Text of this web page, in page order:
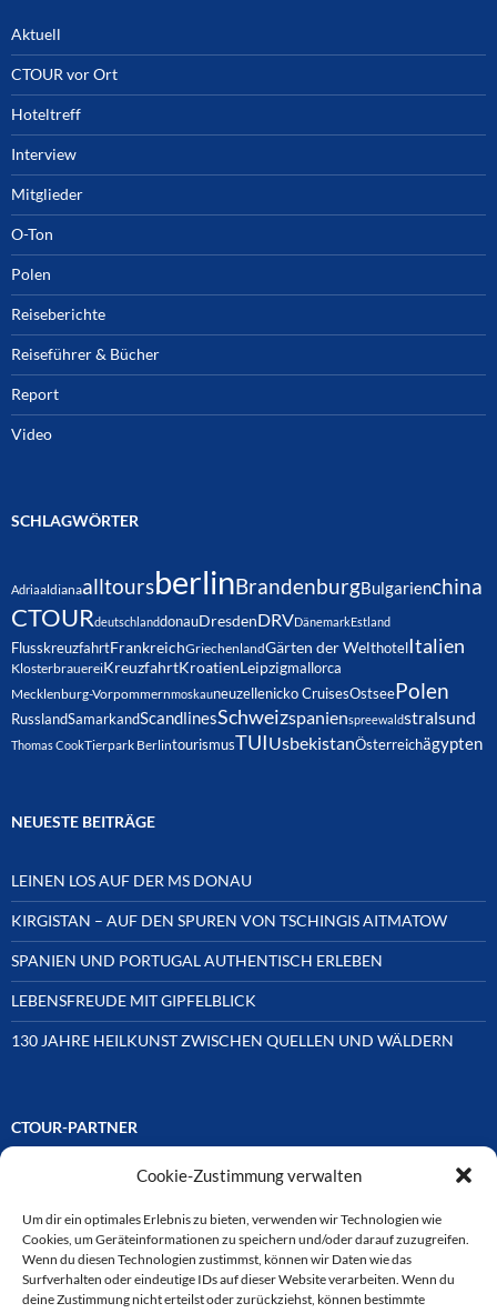
Cookie-Zustimmung verwalten
Um dir ein optimales Erlebnis zu bieten, verwenden wir Technologien wie
Cookies, um Geräteinformationen zu speichern und/oder darauf zuzugreifen.
Wenn du diesen Technologien zustimmst, können wir Daten wie das
Surfverhalten oder eindeutige IDs auf dieser Website verarbeiten. Wenn du
deine Zustimmung nicht erteilst oder zurückziehst, können bestimmte
Aktuell
CTOUR vor Ort
Hoteltreff
Interview
Mitglieder
O-Ton
Polen
Reiseberichte
Reiseführer & Bücher
Report
Video
SCHLAGWÖRTER
AdriaaldianaalltoursberlinBrandenburgBulgarienchina
CTOURdeutschlanddonauDresdenDRVDänemarkEstland
FlusskreuzfahrtFrankreichGriechenlandGärten der Welthotel Italien
KlosterbrauereiKreuzfahrtKroatienLeipzigmallorca
Mecklenburg-Vorpommernmoskauneuzellenicko CruisesOstseePolen
RusslandSamarkandScandlinesSchweizspanienspreewaldstralsund
Thomas CookTierpark BerlintourismusTUIUsbekistanÖsterreichägypten
NEUESTE BEITRÄGE
LEINEN LOS AUF DER MS DONAU
KIRGISTAN – AUF DEN SPUREN VON TSCHINGIS AITMATOW
SPANIEN UND PORTUGAL AUTHENTISCH ERLEBEN
LEBENSFREUDE MIT GIPFELBLICK
130 JAHRE HEILKUNST ZWISCHEN QUELLEN UND WÄLDERN
CTOUR-PARTNER
Unsere Reisejournalisten-Vereinigung ist über Mitglieder und
ausgewählten Partnern der Medien- und Tourismusbranche
verbunden. Hier eine
Auswahl der Online-Plattformen: